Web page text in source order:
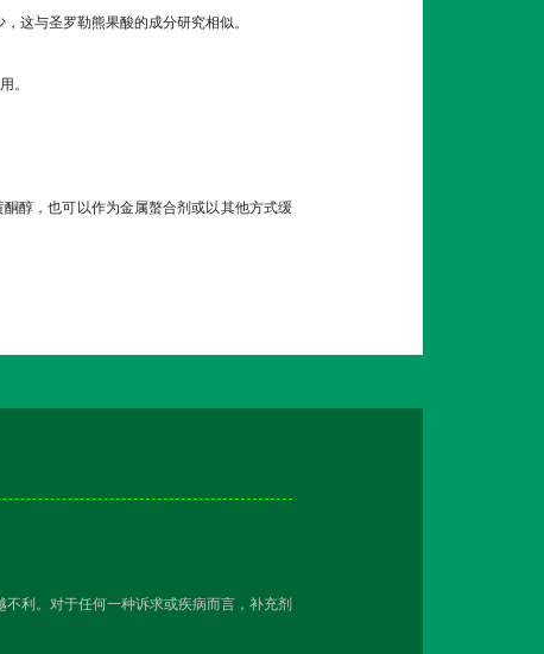
这与圣罗勒熊果酸的成分研究相似。
。
醇，也可以作为金属螯合剂或以其他方式缓
利。对于任何一种诉求或疾病而言，补充剂